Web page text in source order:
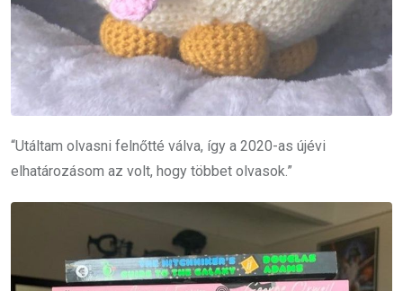
“Utáltam olvasni felnőtté válva, így a 2020-as újévi
elhatározásom az volt, hogy többet olvasok.”